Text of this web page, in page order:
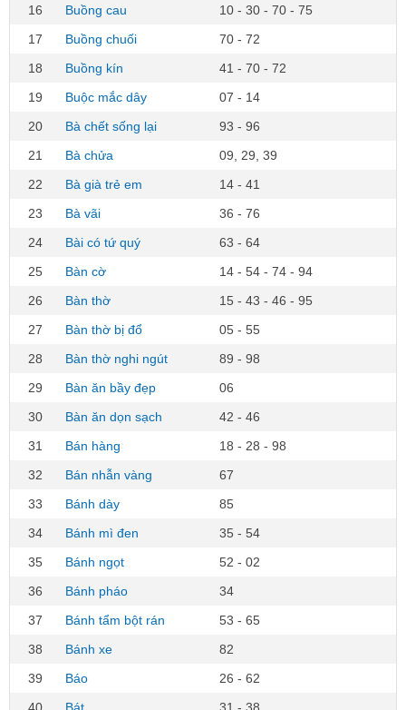
16
Buồng cau
10 - 30 - 70 - 75
17
Buồng chuối
70 - 72
18
Buồng kín
41 - 70 - 72
19
Buộc mắc dây
07 - 14
20
Bà chết sống lại
93 - 96
21
Bà chửa
09, 29, 39
22
Bà già trẻ em
14 - 41
23
Bà vãi
36 - 76
24
Bài có tứ quý
63 - 64
25
Bàn cờ
14 - 54 - 74 - 94
26
Bàn thờ
15 - 43 - 46 - 95
27
Bàn thờ bị đổ
05 - 55
28
Bàn thờ nghi ngút
89 - 98
29
Bàn ăn bầy đẹp
06
30
Bàn ăn dọn sạch
42 - 46
31
Bán hàng
18 - 28 - 98
32
Bán nhẫn vàng
67
33
Bánh dày
85
34
Bánh mì đen
35 - 54
35
Bánh ngọt
52 - 02
36
Bánh pháo
34
37
Bánh tẩm bột rán
53 - 65
38
Bánh xe
82
39
Báo
26 - 62